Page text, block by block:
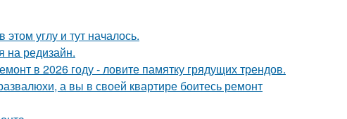
углу и тут началось.
на редизайн.
в 2026 году - ловите памятку грядущих трендов.
а вы в своей квартире боитесь ремонт